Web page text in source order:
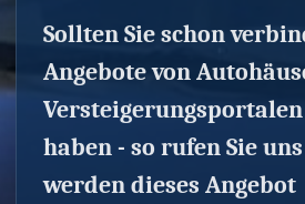
Sollten Sie schon
Angebote von
haben - so rufen Sie
werden dieses Angebot